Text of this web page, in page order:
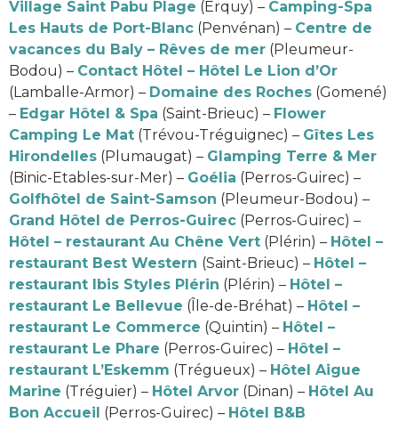
Village Saint Pabu Plage (Erquy) – Camping-Spa
Les Hauts de Port-Blanc (Penvénan) – Centre de
vacances du Baly – Rêves de mer (Pleumeur-
Bodou) – Contact Hôtel – Hôtel Le Lion d’Or
(Lamballe-Armor) – Domaine des Roches (Gomené)
– Edgar Hôtel & Spa (Saint-Brieuc) – Flower
Camping Le Mat (Trévou-Tréguignec) – Gîtes Les
Hirondelles (Plumaugat) – Glamping Terre & Mer
(Binic-Etables-sur-Mer) – Goélia (Perros-Guirec) –
Golfhôtel de Saint-Samson (Pleumeur-Bodou) –
Grand Hôtel de Perros-Guirec (Perros-Guirec) –
Hôtel – restaurant Au Chêne Vert (Plérin) – Hôtel –
restaurant Best Western (Saint-Brieuc) – Hôtel –
restaurant Ibis Styles Plérin (Plérin) – Hôtel –
restaurant Le Bellevue (Île-de-Bréhat) – Hôtel –
restaurant Le Commerce (Quintin) – Hôtel –
restaurant Le Phare (Perros-Guirec) – Hôtel –
restaurant L’Eskemm (Trégueux) – Hôtel Aigue
Marine (Tréguier) – Hôtel Arvor (Dinan) – Hôtel Au
Bon Accueil (Perros-Guirec) – Hôtel B&B